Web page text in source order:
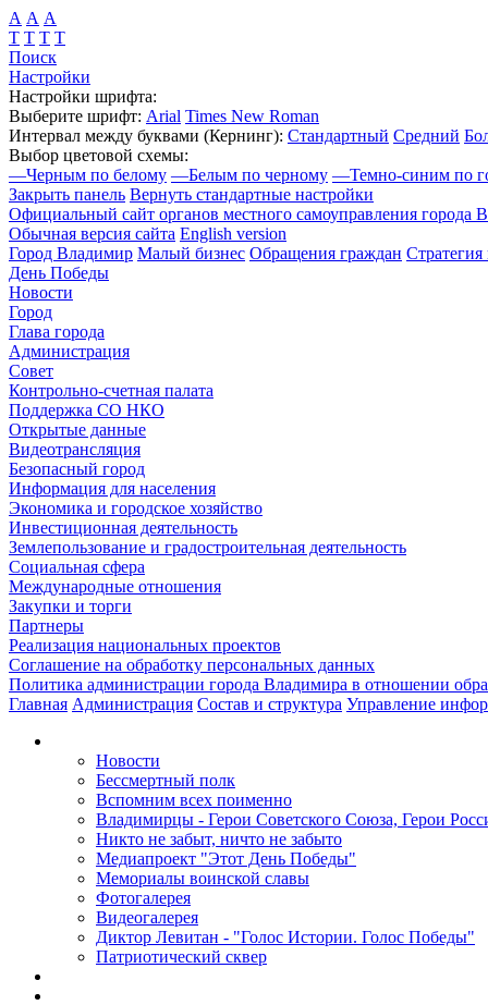
А А А
Т Т Т Т
Поиск
Настройки
Настройки шрифта:
Выберите шрифт: Arial Times New Roman
Интервал между буквами (Кернинг): Стандартный Средний
Выбор цветовой схемы:
—Черным по белому —Белым по черному —Темно-синим по
Закрыть панель Вернуть стандартные настройки
Официальный сайт органов местного самоуправления города
Обычная версия сайта English version
Город Владимир Малый бизнес Обращения граждан Стратегия
День Победы
Новости
Город
Глава города
Администрация
Совет
Контрольно-счетная палата
Поддержка СО НКО
Открытые данные
Видеотрансляция
Безопасный город
Информация для населения
Экономика и городское хозяйство
Инвестиционная деятельность
Землепользование и градостроительная деятельность
Социальная сфера
Международные отношения
Закупки и торги
Партнеры
Реализация национальных проектов
Соглашение на обработку персональных данных
Политика администрации города Владимира в отношении
Главная Администрация Состав и структура Управление
Новости
Бессмертный полк
Вспомним всех поименно
Владимирцы - Герои Советского Союза, Герои
Никто не забыт, ничто не забыто
Медиапроект "Этот День Победы"
Мемориалы воинской славы
Фотогалерея
Видеогалерея
Диктор Левитан - "Голос Истории. Голос Победы"
Патриотический сквер